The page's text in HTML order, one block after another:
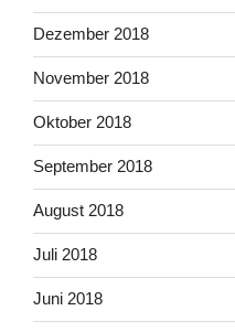
Dezember 2018
November 2018
Oktober 2018
September 2018
August 2018
Juli 2018
Juni 2018